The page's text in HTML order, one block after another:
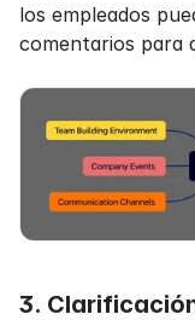
los empleados
comentarios para
3.